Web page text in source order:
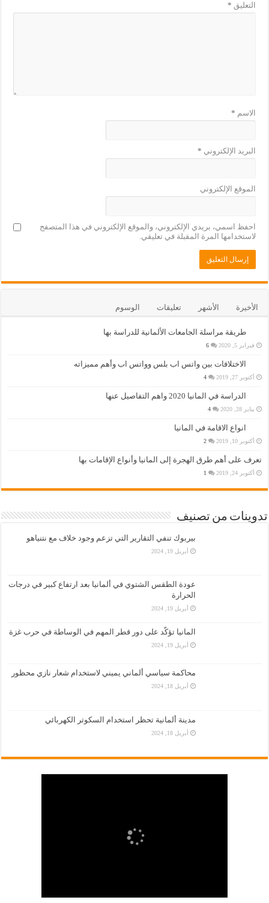
التعليق *
الاسم *
البريد الإلكتروني *
الموقع الإلكتروني
احفظ اسمي، بريدي الإلكتروني، والموقع الإلكتروني في هذا المتصفح
لاستخدامها المرة المقبلة في تعليقي.
الأخيرة الأشهر تعليقات الوسوم
طريقة مراسلة الجامعات الألمانية للدراسة بها
فبراير 5, 2020 6
الاختلافات بين واتس اب بلس وواتس اب وأهم مميزاته
أكتوبر 27, 2019 4
الدراسة في المانيا 2020 واهم التفاصيل عنها
يناير 28, 2020 4
انواع الاقامة في المانيا
أكتوبر 10, 2019 2
تعرف على أهم طرق الهجرة إلى المانيا وأنواع الإقامات بها
أكتوبر 24, 2019 1
تدوينات من تصنيف
بيربوك تنفي التقارير التي تزعم وجود خلاف مع نتنياهو
أبريل 19, 2024
عودة الطقس الشتوي في ألمانيا بعد ارتفاع كبير في درجات
الحرارة
أبريل 19, 2024
المانيا تؤكّد على دور قطر المهم في الوساطة في حرب غزة
أبريل 19, 2024
محاكمة سياسي ألماني يميني لاستخدام شعار نازي محظور
أبريل 18, 2024
مدينة ألمانية تحظر استخدام السكوتر الكهربائي
أبريل 18, 2024